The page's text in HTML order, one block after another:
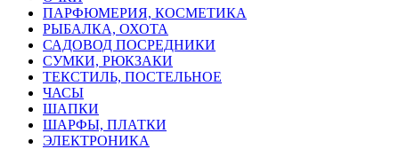
ПАРФЮМЕРИЯ, КОСМЕТИКА
РЫБАЛКА, ОХОТА
САДОВОД ПОСРЕДНИКИ
СУМКИ, РЮКЗАКИ
ТЕКСТИЛЬ, ПОСТЕЛЬНОЕ
ЧАСЫ
ШАПКИ
ШАРФЫ, ПЛАТКИ
ЭЛЕКТРОНИКА